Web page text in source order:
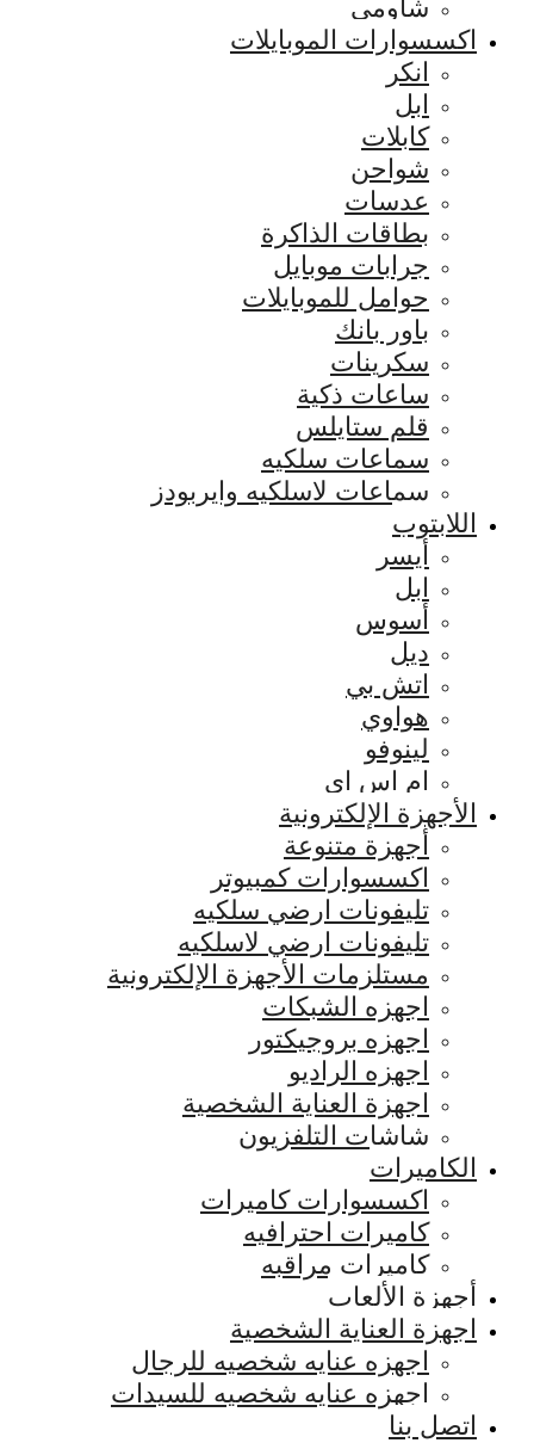
شاومي
اكسسوارات الموبايلات
انكر
ابل
كابلات
شواحن
عدسات
بطاقات الذاكرة
جرابات موبايل
حوامل للموبايلات
باور بانك
سكرينات
ساعات ذكية
قلم ستايلس
سماعات سلكيه
سماعات لاسلكيه وايربودز
اللابتوب
أيسر
ابل
أسوس
ديل
اتش بي
هواوي
لينوفو
ام اس اي
الأجهزة الإلكترونية
أجهزة متنوعة
اكسسوارات كمبيوتر
تليفونات ارضي سلكيه
تليفونات ارضي لاسلكيه
مستلزمات الأجهزة الإلكترونية
اجهزه الشبكات
اجهزه بروجيكتور
اجهزه الراديو
اجهزة العناية الشخصية
شاشات التلفزيون
الكاميرات
اكسسوارات كاميرات
كاميرات احترافيه
كاميرات مراقبه
أجهزة الألعاب
اجهزة العناية الشخصية
اجهزه عنايه شخصيه للرجال
اجهزه عنايه شخصيه للسيدات
اتصل بنا